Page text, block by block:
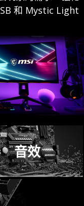
和 Mystic Light
音效